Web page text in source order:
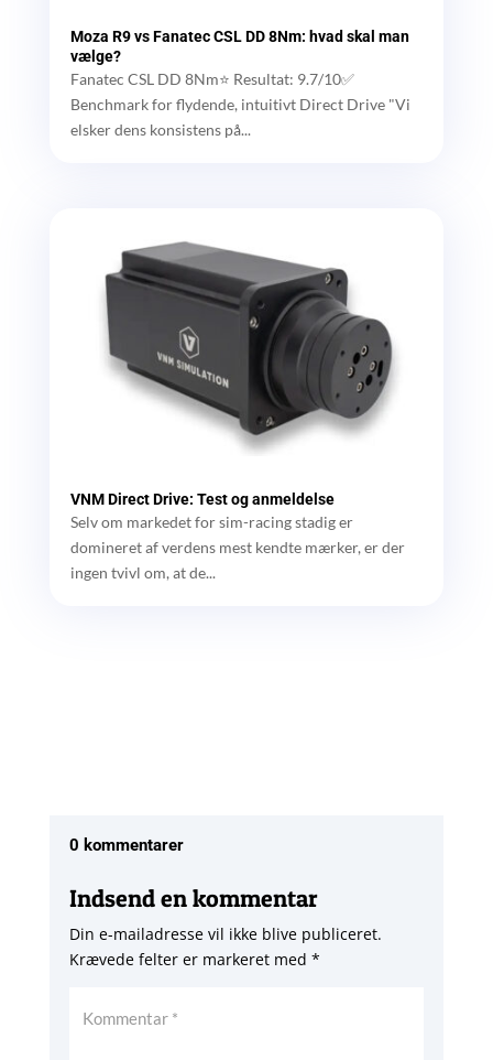
Moza R9 vs Fanatec CSL DD 8Nm: hvad skal man
vælge?
Fanatec CSL DD 8Nm⭐ Resultat: 9.7/10✅
Benchmark for flydende, intuitivt Direct Drive "Vi
elsker dens konsistens på...
VNM Direct Drive: Test og anmeldelse
Selv om markedet for sim-racing stadig er
domineret af verdens mest kendte mærker, er der
ingen tvivl om, at de...
0 kommentarer
Indsend en kommentar
Din e-mailadresse vil ikke blive publiceret.
Krævede felter er markeret med *